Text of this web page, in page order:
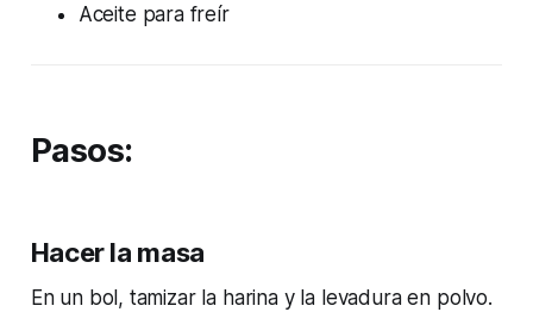
Aceite para freír
Pasos:
Hacer la masa
En un bol, tamizar la harina y la levadura en polvo.